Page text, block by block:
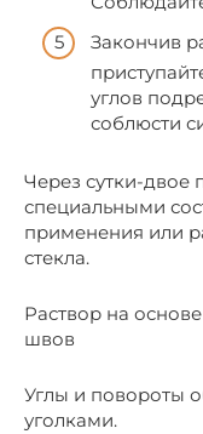
Закончив
углов
соблюсти
Через сутки-двое
специальными
применения или
стекла.
Раствор на
швов
Углы и повороты
уголками.